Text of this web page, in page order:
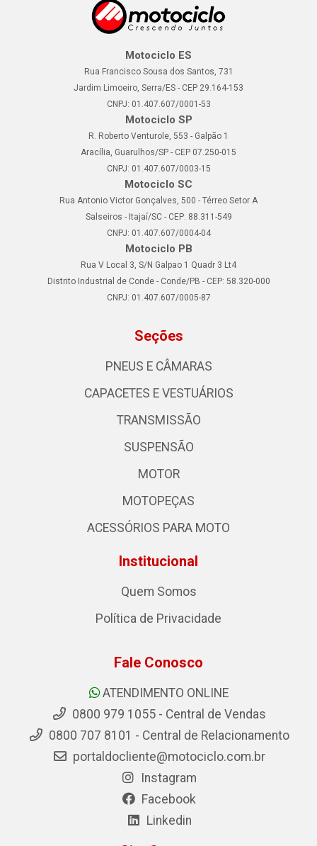
Motociclo ES
Rua Francisco Sousa dos Santos, 731
Jardim Limoeiro, Serra/ES - CEP 29.164-153
CNPJ: 01.407.607/0001-53
Motociclo SP
R. Roberto Venturole, 553 - Galpão 1
Aracília, Guarulhos/SP - CEP 07.250-015
CNPJ: 01.407.607/0003-15
Motociclo SC
Rua Antonio Victor Gonçalves, 500 - Térreo Setor A
Salseiros - Itajaí/SC - CEP: 88.311-549
CNPJ: 01.407.607/0004-04
Motociclo PB
Rua V Local 3, S/N Galpao 1 Quadr 3 Lt4
Distrito Industrial de Conde - Conde/PB - CEP: 58.320-000
CNPJ: 01.407.607/0005-87
Seções
PNEUS E CÂMARAS
CAPACETES E VESTUÁRIOS
TRANSMISSÃO
SUSPENSÃO
MOTOR
MOTOPEÇAS
ACESSÓRIOS PARA MOTO
Institucional
Quem Somos
Política de Privacidade
Fale Conosco
ATENDIMENTO ONLINE
0800 979 1055 - Central de Vendas
0800 707 8101 - Central de Relacionamento
portaldocliente@motociclo.com.br
Instagram
Facebook
Linkedin